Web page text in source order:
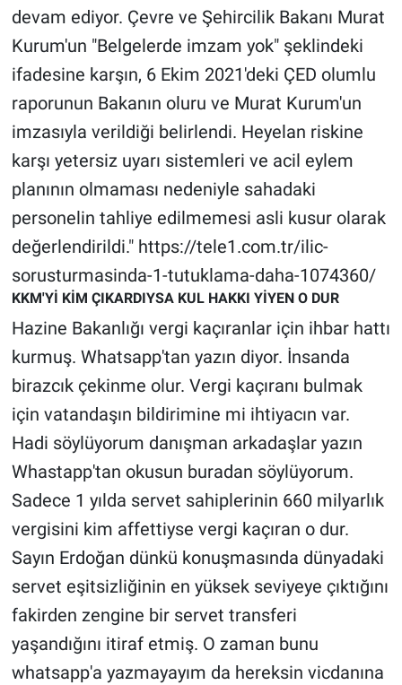
devam ediyor. Çevre ve Şehircilik Bakanı Murat
Kurum'un "Belgelerde imzam yok" şeklindeki
ifadesine karşın, 6 Ekim 2021'deki ÇED olumlu
raporunun Bakanın oluru ve Murat Kurum'un
imzasıyla verildiği belirlendi. Heyelan riskine
karşı yetersiz uyarı sistemleri ve acil eylem
planının olmaması nedeniyle sahadaki
personelin tahliye edilmemesi asli kusur olarak
değerlendirildi." https://tele1.com.tr/ilic-
sorusturmasinda-1-tutuklama-daha-1074360/
KKM'Yİ KİM ÇIKARDIYSA KUL HAKKI YİYEN O DUR
Hazine Bakanlığı vergi kaçıranlar için ihbar hattı
kurmuş. Whatsapp'tan yazın diyor. İnsanda
birazcık çekinme olur. Vergi kaçıranı bulmak
için vatandaşın bildirimine mi ihtiyacın var.
Hadi söylüyorum danışman arkadaşlar yazın
Whastapp'tan okusun buradan söylüyorum.
Sadece 1 yılda servet sahiplerinin 660 milyarlık
vergisini kim affettiyse vergi kaçıran o dur.
Sayın Erdoğan dünkü konuşmasında dünyadaki
servet eşitsizliğinin en yüksek seviyeye çıktığını
fakirden zengine bir servet transferi
yaşandığını itiraf etmiş. O zaman bunu
whatsapp'a yazmayayım da hereksin vicdanına